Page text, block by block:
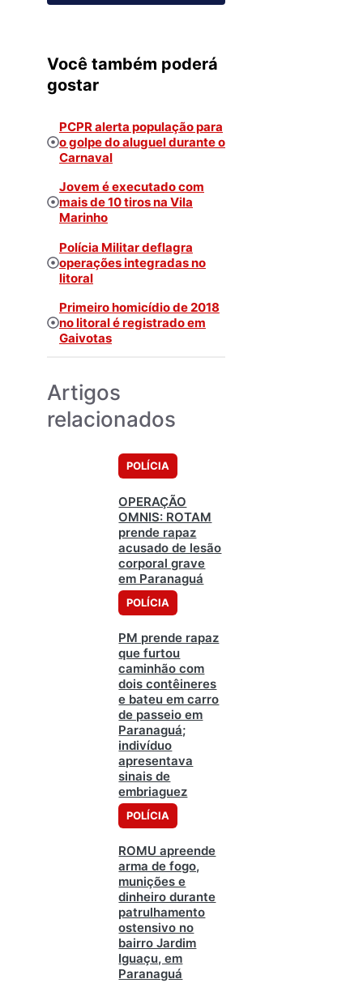
Você também poderá
gostar
PCPR alerta população para
o golpe do aluguel durante o
Carnaval
Jovem é executado com
mais de 10 tiros na Vila
Marinho
Polícia Militar deflagra
operações integradas no
litoral
Primeiro homicídio de 2018
no litoral é registrado em
Gaivotas
Artigos
relacionados
POLÍCIA
OPERAÇÃO
OMNIS: ROTAM
prende rapaz
acusado de lesão
corporal grave
em Paranaguá
POLÍCIA
PM prende rapaz
que furtou
caminhão com
dois contêineres
e bateu em carro
de passeio em
Paranaguá;
indivíduo
apresentava
sinais de
embriaguez
POLÍCIA
ROMU apreende
arma de fogo,
munições e
dinheiro durante
patrulhamento
ostensivo no
bairro Jardim
Iguaçu, em
Paranaguá